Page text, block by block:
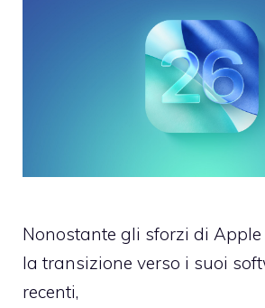
Nonostante gli sforzi di Apple
la transizione verso i suoi
recenti,